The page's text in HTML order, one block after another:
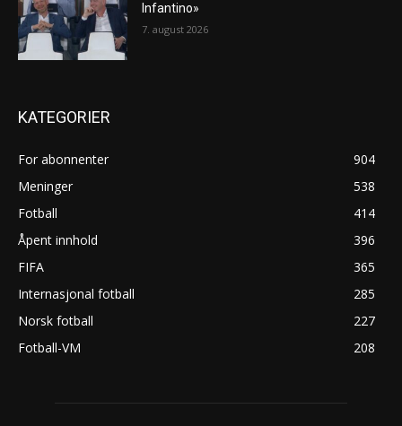
Infantino»
7. august 2026
KATEGORIER
For abonnenter
904
Meninger
538
Fotball
414
Åpent innhold
396
FIFA
365
Internasjonal fotball
285
Norsk fotball
227
Fotball-VM
208